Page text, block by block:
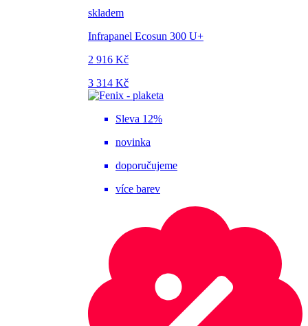
skladem
Infrapanel Ecosun 300 U+
2 916 Kč
3 314 Kč
Sleva 12%
novinka
doporučujeme
více barev